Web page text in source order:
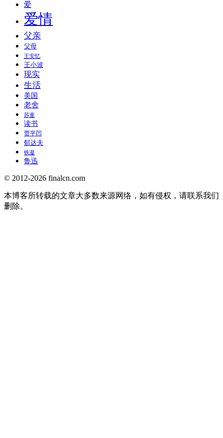
爱
爱情
父亲
父母
王安忆
王小波
现实
生活
美国
老舍
苏童
读书
贾平凹
郁达夫
铁凝
鲁迅
© 2012-2026 finalcn.com
本博客所转载的文章大多数来源网络，如有侵权，请联系我们
删除。